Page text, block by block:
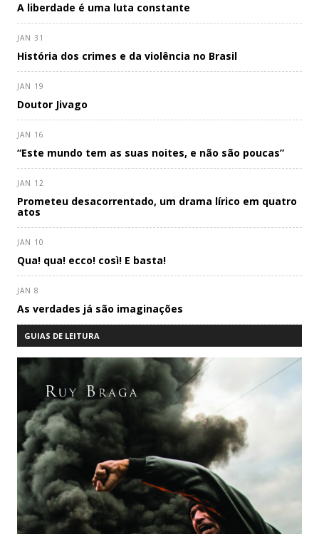
A liberdade é uma luta constante
JAN 31
História dos crimes e da violência no Brasil
JAN 19
Doutor Jivago
JAN 16
“Este mundo tem as suas noites, e não são poucas”
JAN 12
Prometeu desacorrentado, um drama lírico em quatro
atos
JAN 10
Qua! qua! ecco! così! E basta!
JAN 8
As verdades já são imaginações
GUIAS DE LEITURA